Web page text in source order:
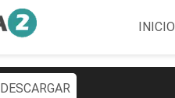
INICIO
DESCARGAR